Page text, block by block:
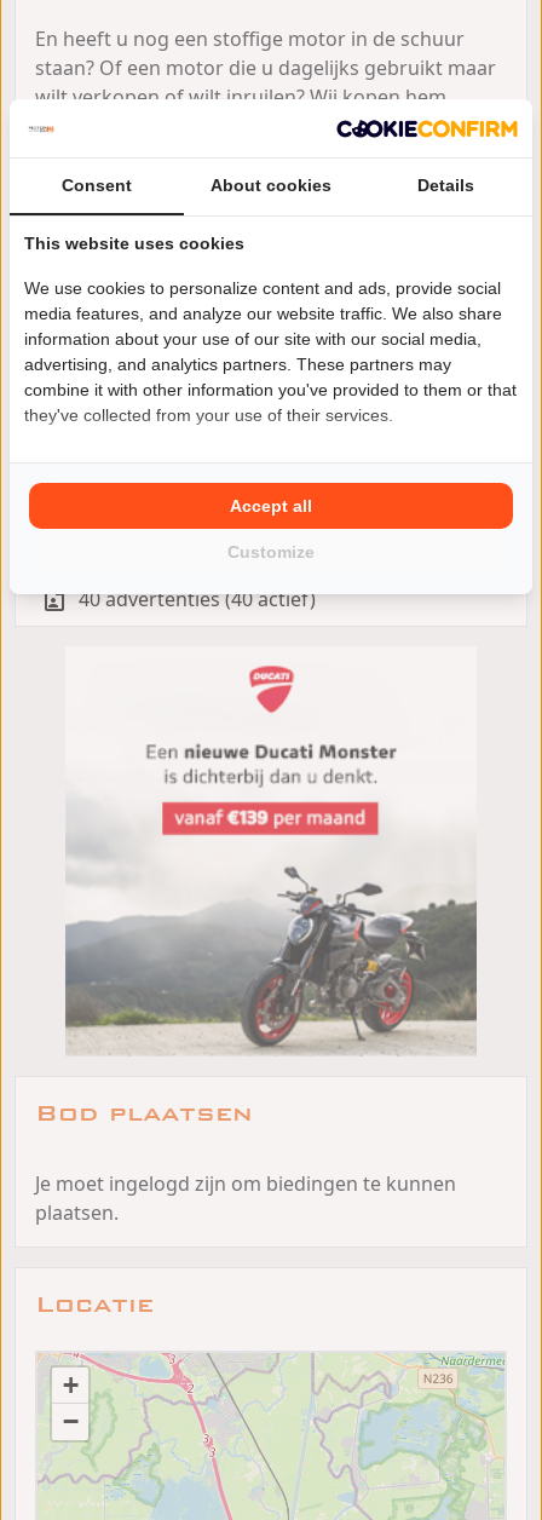
En heeft u nog een stoffige motor in de schuur
staan? Of een motor die u dagelijks gebruikt maar
wilt verkopen of wilt inruilen? Wij kopen hem
graag! Betalen en vrijwaren kan bij u op locatie.
Vaak al binnen 2 dagen afgehandeld en opgehaald.
Tot snel bij ons in Loenen aan de Vecht, op het
terras of in het zo gezellige kantoor!
Motorhandel Meijering Zakelijke
aanbieder
Meer advertenties
40 advertenties (40 actief)
Bod plaatsen
Je moet ingelogd zijn om biedingen te kunnen
plaatsen.
Locatie
+
−
Consent About cookies Details
This website uses cookies
We use cookies to personalize content and ads, provide social
media features, and analyze our website traffic. We also share
information about your use of our site with our social media,
advertising, and analytics partners. These partners may
combine it with other information you've provided to them or that
they've collected from your use of their services.
Customize
Accept all